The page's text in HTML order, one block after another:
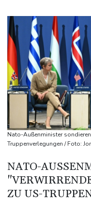
St. Pauli verpasst
Flugstreichungen und
Ostchina auf Land
Nächster Dreifachsieg
Verkehrsminister Bilger
knüpfen
Bericht: Trotz
und Berlin pünktlich
FC Bayern: Kompany
Waldbrände in Kanada:
Nato-Außenminister
Truppenverlegungen / Foto:
NATO-
U US-